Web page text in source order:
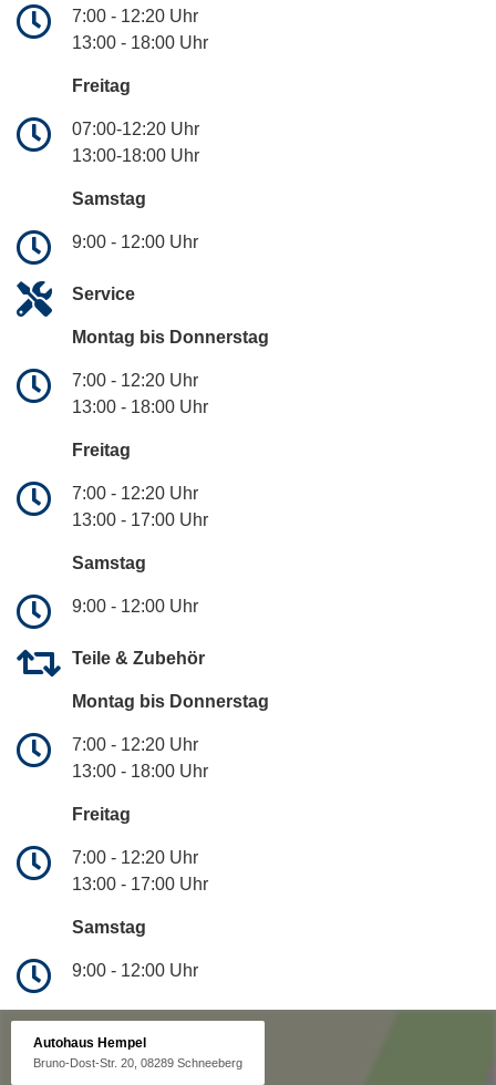
7:00 - 12:20 Uhr
13:00 - 18:00 Uhr
Freitag
07:00-12:20 Uhr
13:00-18:00 Uhr
Samstag
9:00 - 12:00 Uhr
Service
Montag bis Donnerstag
7:00 - 12:20 Uhr
13:00 - 18:00 Uhr
Freitag
7:00 - 12:20 Uhr
13:00 - 17:00 Uhr
Samstag
9:00 - 12:00 Uhr
Teile & Zubehör
Montag bis Donnerstag
7:00 - 12:20 Uhr
13:00 - 18:00 Uhr
Freitag
7:00 - 12:20 Uhr
13:00 - 17:00 Uhr
Samstag
9:00 - 12:00 Uhr
Autohaus Hempel
Bruno-Dost-Str. 20, 08289 Schneeberg